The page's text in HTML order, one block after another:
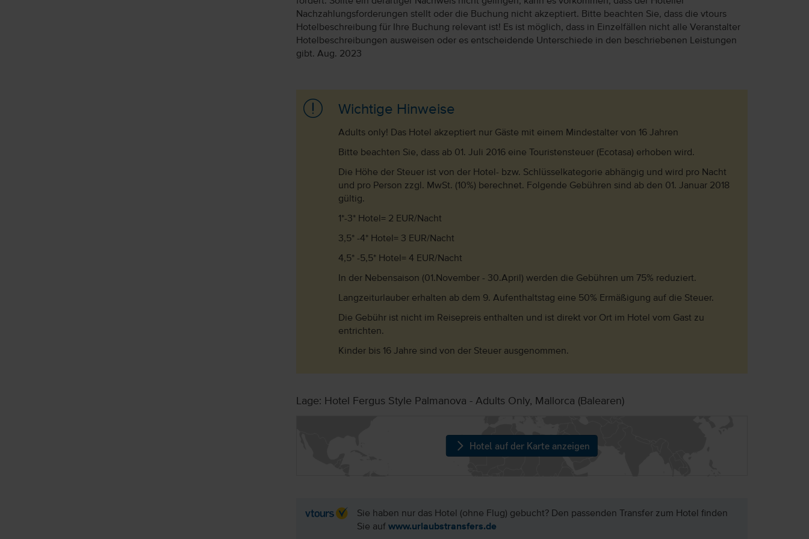
Nachzahlungsforderungen stellt oder die Buchung nicht akzeptiert. Bitte beachten Sie, dass die vtours
Hotelbeschreibung für Ihre Buchung relevant ist! Es ist möglich, dass in Einzelfällen nicht alle Veranstalter
Hotelbeschreibungen ausweisen oder es entscheidende Unterschiede in den beschriebenen Leistungen
gibt. Aug. 2023
Wichtige Hinweise
Adults only! Das Hotel akzeptiert nur Gäste mit einem Mindestalter von 16 Jahren
Bitte beachten Sie, dass ab 01. Juli 2016 eine Touristensteuer (Ecotasa) erhoben wird.
Die Höhe der Steuer ist von der Hotel- bzw. Schlüsselkategorie abhängig und wird pro Nacht
und pro Person zzgl. MwSt. (10%) berechnet. Folgende Gebühren sind ab den 01. Januar 2018
gültig.
1*-3* Hotel= 2 EUR/Nacht
3,5* -4* Hotel= 3 EUR/Nacht
4,5* -5,5* Hotel= 4 EUR/Nacht
In der Nebensaison (01.November - 30.April) werden die Gebühren um 75% reduziert.
Langzeiturlauber erhalten ab dem 9. Aufenthaltstag eine 50% Ermäßigung auf die Steuer.
Die Gebühr ist nicht im Reisepreis enthalten und ist direkt vor Ort im Hotel vom Gast zu
entrichten.
Kinder bis 16 Jahre sind von der Steuer ausgenommen.
Lage: Hotel Fergus Style Palmanova - Adults Only, Mallorca (Balearen)
Hotel auf der Karte anzeigen
Sie haben nur das Hotel (ohne Flug) gebucht? Den passenden Transfer zum Hotel finden
Sie aufwww.urlaubstransfers.de